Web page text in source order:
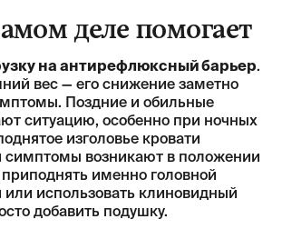
деле помогает
на антирефлюксный барьер.
вес — его снижение заметно
Поздние и обильные
ситуацию, особенно при ночных
изголовье кровати
симптомы возникают в положении
именно головной
или использовать клиновидный
добавить подушку.